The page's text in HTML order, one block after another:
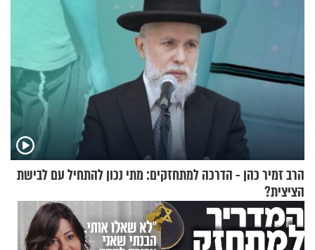
הרב זמיר כהן - הדרכה למתחזקים: מתי נכון להתחיל עם לבישת
הציצית?